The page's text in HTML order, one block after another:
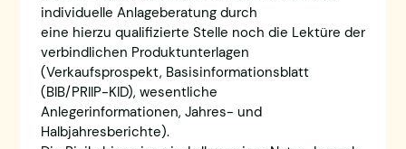
individuelle Anlageberatung durch
eine hierzu qualifizierte Stelle noch die Lektüre der
verbindlichen Produktunterlagen
(Verkaufsprospekt, Basisinformationsblatt
(BIB/PRIIP-KID), wesentliche
Anlegerinformationen, Jahres- und
Halbjahresberichte).